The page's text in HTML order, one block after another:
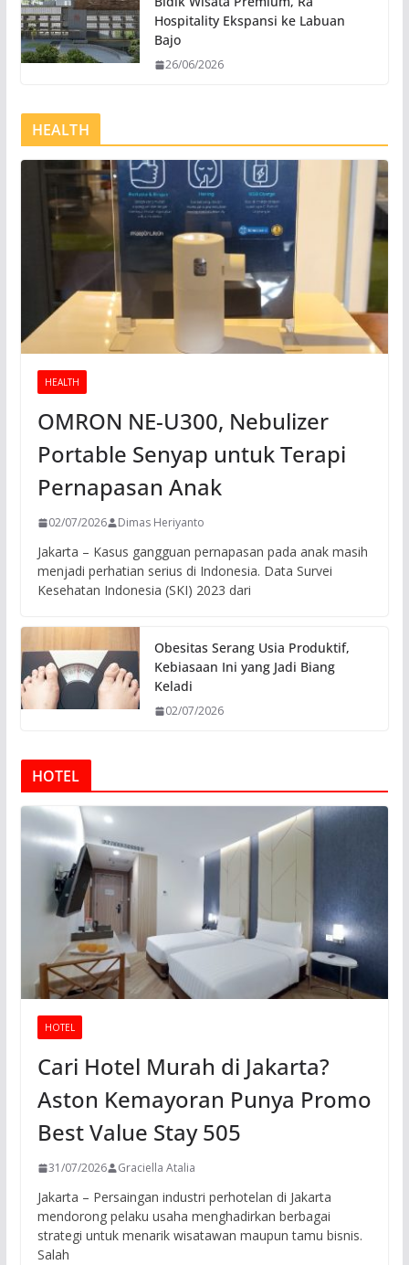
Hospitality Ekspansi ke Labuan
Bajo
26/06/2026
HEALTH
HEALTH
OMRON NE-U300, Nebulizer
Portable Senyap untuk Terapi
Pernapasan Anak
02/07/2026 Dimas Heriyanto
Jakarta – Kasus gangguan pernapasan pada anak masih
menjadi perhatian serius di Indonesia. Data Survei
Kesehatan Indonesia (SKI) 2023 dari
Obesitas Serang Usia Produktif,
Kebiasaan Ini yang Jadi Biang
Keladi
02/07/2026
HOTEL
HOTEL
Cari Hotel Murah di Jakarta?
Aston Kemayoran Punya Promo
Best Value Stay 505
31/07/2026 Graciella Atalia
Jakarta – Persaingan industri perhotelan di Jakarta
mendorong pelaku usaha menghadirkan berbagai
strategi untuk menarik wisatawan maupun tamu bisnis.
Salah